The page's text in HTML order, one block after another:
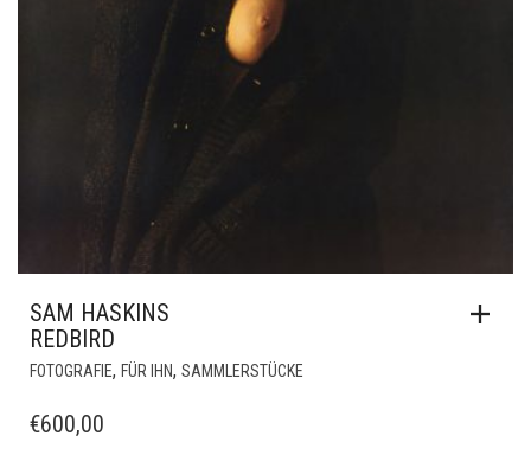
SAM HASKINS
REDBIRD
FOTOGRAFIE, FÜR IHN, SAMMLERSTÜCKE
€600,00